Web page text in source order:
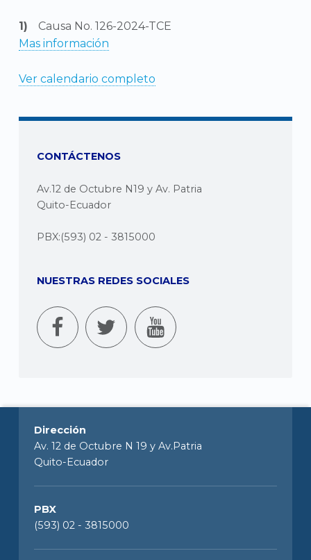
Causa No. 126-2024-TCE
Mas información
Ver calendario completo
CONTÁCTENOS
Av.12 de Octubre N19 y Av. Patria
Quito-Ecuador
PBX:(593) 02 - 3815000
NUESTRAS REDES SOCIALES
Dirección
Av. 12 de Octubre N 19 y Av.Patria
Quito-Ecuador
PBX
(593) 02 - 3815000